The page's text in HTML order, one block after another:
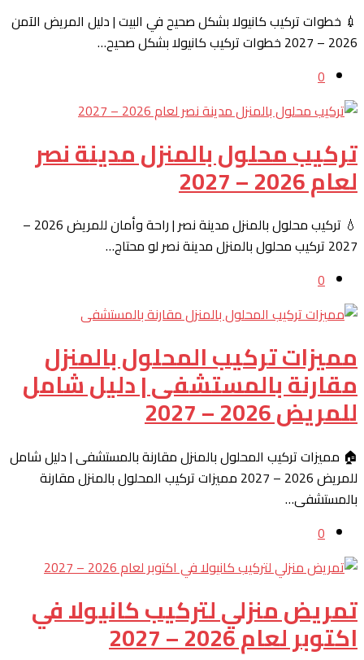
💉 خطوات تركيب كانيولا بشكل صحيح في البيت | دليل المريض الآمن
2026 – 2027 خطوات تركيب كانيولا بشكل صحيح…
0
تركيب محلول بالمنزل مدينة نصر
لعام 2026 – 2027
💧 تركيب محلول بالمنزل مدينة نصر | راحة وأمان للمريض 2026 –
2027 تركيب محلول بالمنزل مدينة نصر لو محتاج…
0
مميزات تركيب المحلول بالمنزل
مقارنة بالمستشفى | دليل شامل
للمريض 2026 – 2027
🏠 مميزات تركيب المحلول بالمنزل مقارنة بالمستشفى | دليل شامل
للمريض 2026 – 2027 مميزات تركيب المحلول بالمنزل مقارنة
بالمستشفى…
0
تمريض منزلي لتركيب كانيولا في
اكتوبر لعام 2026 – 2027